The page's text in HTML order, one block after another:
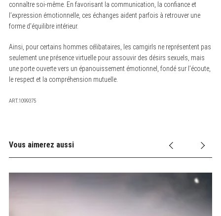
connaître soi-même. En favorisant la communication, la confiance et
l’expression émotionnelle, ces échanges aident parfois à retrouver une
forme d’équilibre intérieur.
Ainsi, pour certains hommes célibataires, les camgirls ne représentent pas
seulement une présence virtuelle pour assouvir des désirs sexuels, mais
une porte ouverte vers un épanouissement émotionnel, fondé sur l’écoute,
le respect et la compréhension mutuelle.
ART.1099375
Vous aimerez aussi